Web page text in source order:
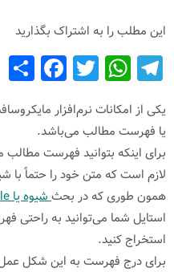
این مطلب را به اشتراک بگذارید
T
el
e
gr
a
m
W
h
at
s
A
p
p
T
wi
tt
er
F
a
c
e
b
o
o
k
h
یكی از امكانات نرم‌افزار
یا فهرست مطالب می‌باشد.
برای اینكه بتوانید فهرست
لازم است كه متن خود را حتماً با
همون طوری كه در بحثشیوه یا style
استایل شما می‌توانید به راحتی
استخراج كنید.
برای درج فهرست به این شكل